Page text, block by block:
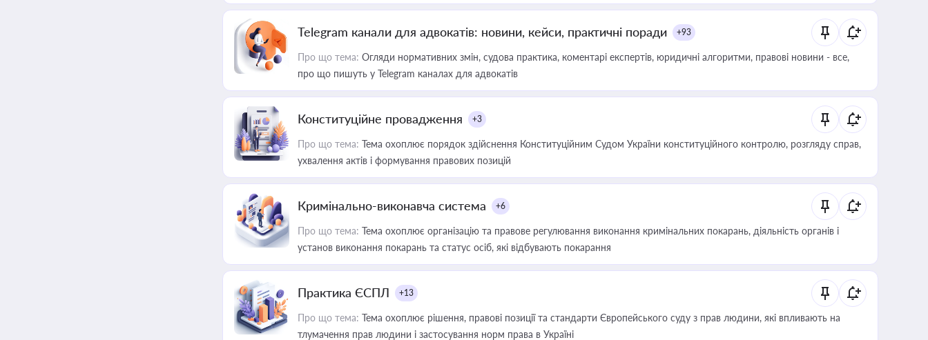
Telegram канали для адвокатів: новини, кейси, практичні поради +93
Про що тема: Огляди нормативних змін, судова практика, коментарі експертів, юридичні алгоритми, правові новини - все,
про що пишуть у Telegram каналах для адвокатів
Конституційне провадження +3
Про що тема: Тема охоплює порядок здійснення Конституційним Судом України конституційного контролю, розгляду справ,
ухвалення актів і формування правових позицій
Кримінально-виконавча система +6
Про що тема: Тема охоплює організацію та правове регулювання виконання кримінальних покарань, діяльність органів і
установ виконання покарань та статус осіб, які відбувають покарання
Практика ЄСПЛ +13
Про що тема: Тема охоплює рішення, правові позиції та стандарти Європейського суду з прав людини, які впливають на
тлумачення прав людини і застосування норм права в Україні